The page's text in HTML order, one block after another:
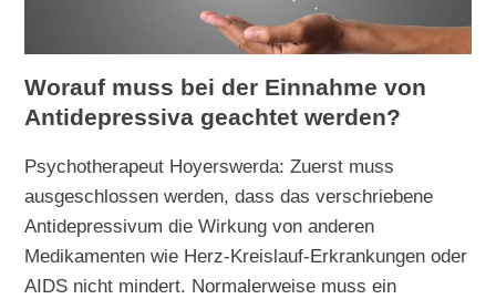
Worauf muss bei der Einnahme von
Antidepressiva geachtet werden?
Psychotherapeut Hoyerswerda: Zuerst muss
ausgeschlossen werden, dass das verschriebene
Antidepressivum die Wirkung von anderen
Medikamenten wie Herz-Kreislauf-Erkrankungen oder
AIDS nicht mindert. Normalerweise muss ein